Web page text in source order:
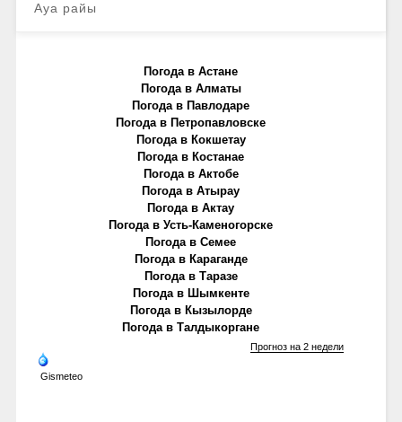
Ауа райы
Погода в Астане
Погода в Алматы
Погода в Павлодаре
Погода в Петропавловске
Погода в Кокшетау
Погода в Костанае
Погода в Актобе
Погода в Атырау
Погода в Актау
Погода в Усть-Каменогорске
Погода в Семее
Погода в Караганде
Погода в Таразе
Погода в Шымкенте
Погода в Кызылорде
Погода в Талдыкоргане
Gismeteo
Прогноз на 2 недели